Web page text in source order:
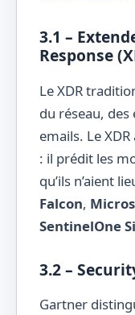
3.1 –
Response
Le XDR
du réseau,
emails. Le
: il prédit les
qu’ils n’aient
Falcon,
SentinelOne
3.2 –
Gartner